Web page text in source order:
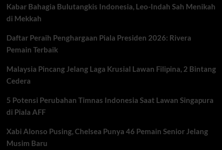
Kabar Bahagia Bulutangkis Indonesia, Leo-Indah Sah Menikah
di Mekkah
Daftar Peraih Penghargaan Piala Presiden 2026: Rivera
Pemain Terbaik
Malaysia Pincang Jelang Laga Krusial Lawan Filipina, 2 Bintang
Cedera
5 Potensi Perubahan Timnas Indonesia Saat Lawan Singapura
di Piala AFF
Xabi Alonso Pusing, Chelsea Punya 46 Pemain Senior Jelang
Musim Baru